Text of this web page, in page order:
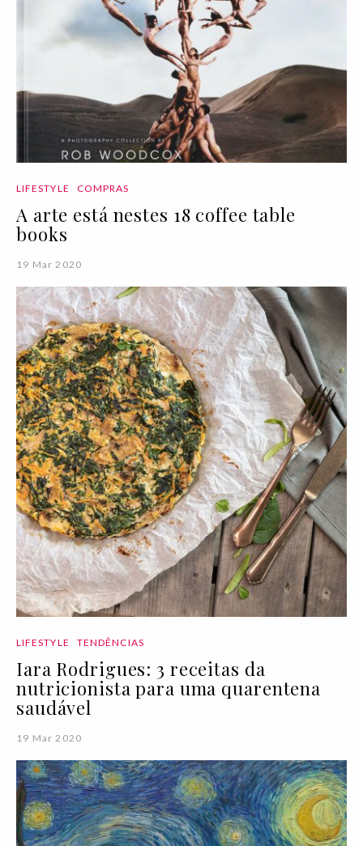
LIFESTYLE COMPRAS
A arte está nestes 18 coffee table
books
19 Mar 2020
LIFESTYLE TENDÊNCIAS
Iara Rodrigues: 3 receitas da
nutricionista para uma quarentena
saudável
19 Mar 2020